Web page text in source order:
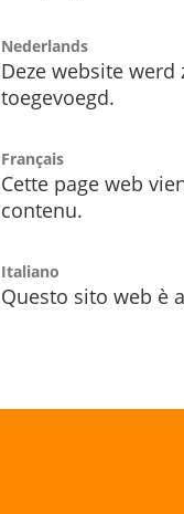
Nederlands
Deze website
toegevoegd.
Français
Cette page web
contenu.
Italiano
Questo sito web è